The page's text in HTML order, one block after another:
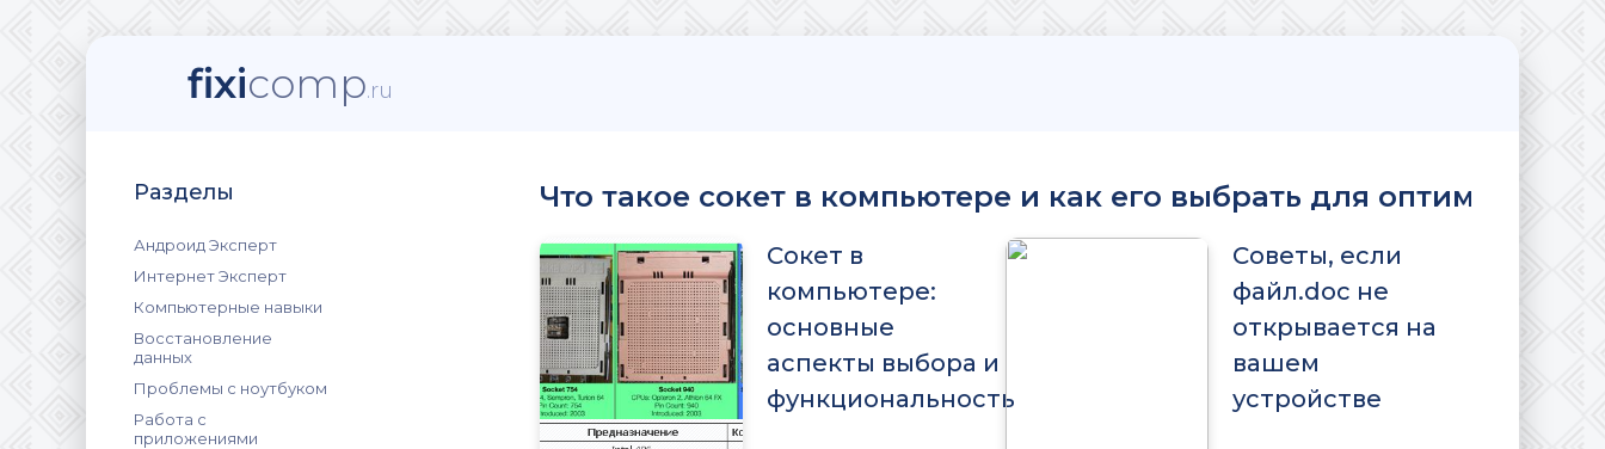
fixicomp.ru
Разделы
Андроид Эксперт
Интернет Эксперт
Компьютерные навыки
Восстановление
данных
Проблемы с ноутбуком
Работа с
приложениями
Что такое сокет в компьютере и как его выбрать для
Сокет в
компьютере:
основные
аспекты выбора и
функциональность
Советы, если
файл.doc не
открывается на
вашем
устройстве